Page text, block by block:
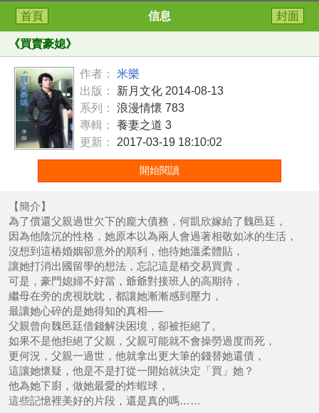
首頁 信息 封面
《買賣豪媳》
作者：
米樂
出版：
新月文化 2014-08-13
系列：
浪漫情懷 783
專輯：
養妻之道 3
更新：
2017-03-19 18:10:02
開始閱讀
【簡介】
為了償還父親過世欠下的龐大債務，何凱欣嫁給了魏邑廷，
因為他陰沉的性格，她原本以為兩人會過著相敬如冰的生活，
沒想到這樁婚姻卻意外的順利，他待她溫柔體貼，
讓她打消出國留學的想法，忘記這是樁交易買賣，
可是，豪門媳婦不好當，爺爺對接班人的高期待，
繼母在旁的虎視眈眈，都讓她漸漸感到壓力，
最讓她心碎的是她得知的真相──
父親曾向魏邑廷借錢解決困境，卻被拒絕了。
如果不是他拒絕了父親，父親可能就不會操勞過度而死，
更何況，父親一過世，他就拿出更大筆的錢替她還債，
這讓她懷疑，他是不是打從一開始就決定「買」她？
他為她下廚，做她最愛的炸蝦球，
這些記憶裡美好的片段，還是真的嗎……